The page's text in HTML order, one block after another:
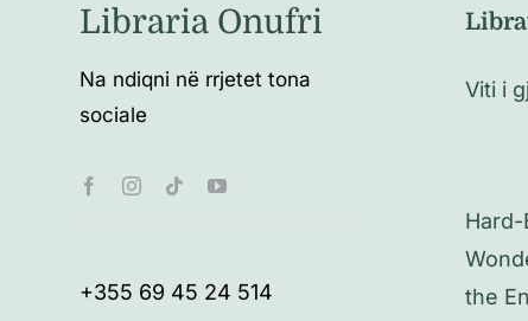
Libraria Onufri
Na ndiqni në rrjetet tona
sociale
+355 69 45 24 514
Viti i
Hard-
the